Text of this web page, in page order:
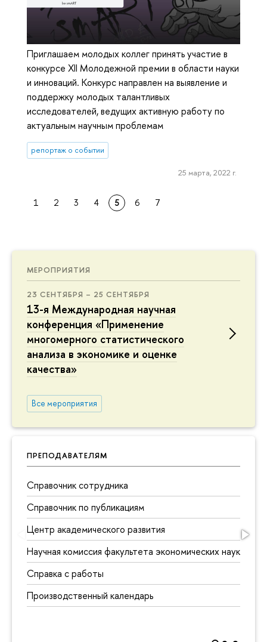
МЕРОПРИЯТИЯ
23 СЕНТЯБРЯ – 25 СЕНТЯБРЯ
13-я Международная научная
конференция «Применение
многомерного статистического
анализа в экономике и оценке
качества»
Все мероприятия
ПРЕПОДАВАТЕЛЯМ
Справочник сотрудника
Справочник по публикациям
Центр академического развития
Научная комиссия факультета экономических наук
Справка с работы
Производственный календарь
Приглашаем молодых коллег принять участие в
конкурсе XII Молодежной премии в области науки
и инноваций. Конкурс направлен на выявление и
поддержку молодых талантливых
исследователей, ведущих активную работу по
актуальным научным проблемам
репортаж о событии
25 марта, 2022 г.
1 2 3 4 5 6 7